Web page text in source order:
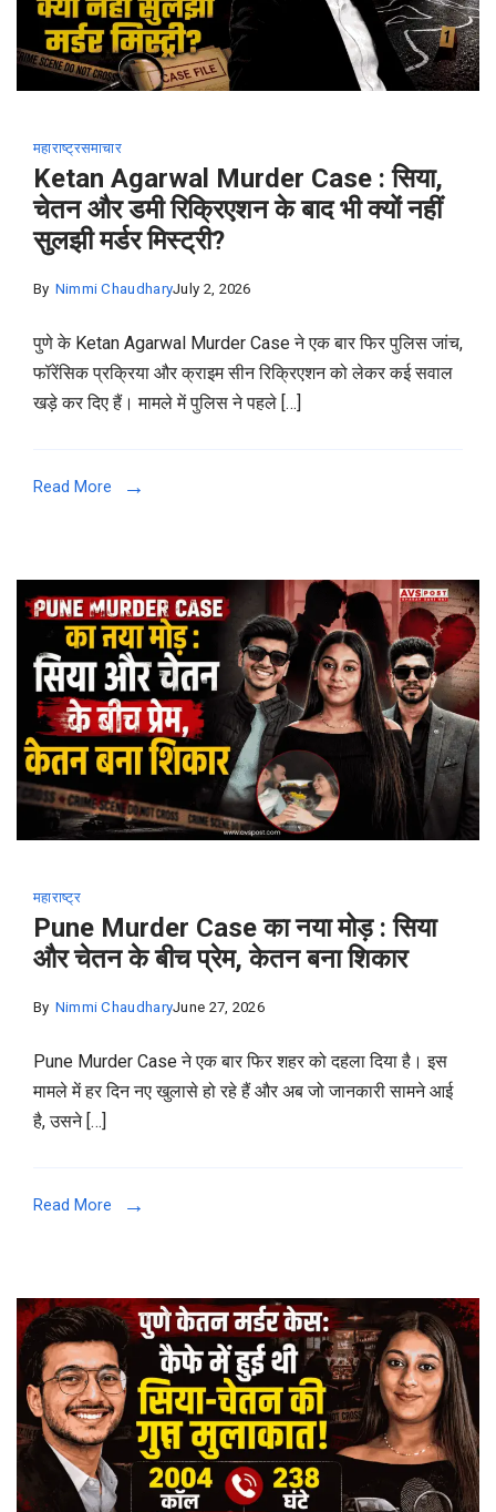
महाराष्ट्रसमाचार
Ketan Agarwal Murder Case : सिया,
चेतन और डमी रिक्रिएशन के बाद भी क्यों नहीं
सुलझी मर्डर मिस्ट्री?
By Nimmi ChaudharyJuly 2, 2026
पुणे के Ketan Agarwal Murder Case ने एक बार फिर पुलिस जांच,
फॉरेंसिक प्रक्रिया और क्राइम सीन रिक्रिएशन को लेकर कई सवाल
खड़े कर दिए हैं। मामले में पुलिस ने पहले […]
Read More
महाराष्ट्र
Pune Murder Case का नया मोड़ : सिया
और चेतन के बीच प्रेम, केतन बना शिकार
By Nimmi ChaudharyJune 27, 2026
Pune Murder Case ने एक बार फिर शहर को दहला दिया है। इस
मामले में हर दिन नए खुलासे हो रहे हैं और अब जो जानकारी सामने आई
है, उसने […]
Read More